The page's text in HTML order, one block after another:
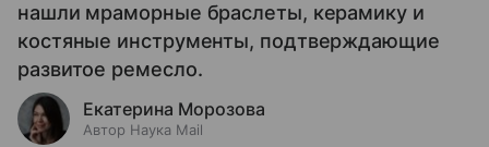
нашли мраморные браслеты, керамику и
костяные инструменты, подтверждающие
развитое ремесло.
Екатерина Морозова
Автор Наука Mail